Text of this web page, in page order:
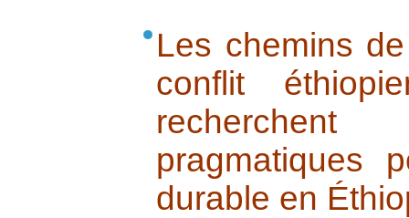
Les chemins
conflit
pragmatiques
durable en